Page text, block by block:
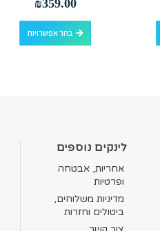
₪359.00
בחר אפשרויות
למוצר זה יש מספר סוגים. ניתן לבחור את האפשרויות בעמוד המוצר
לינקים נוספים
אחריות, אבטחה
ופרטיות
מדיניות משלוחים,
ביטולים וחזרות